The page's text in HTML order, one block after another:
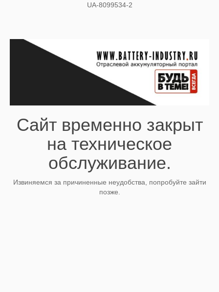
UA-8099534-2
Сайт временно закрыт
на техническое
обслуживание.
Извиняемся за причиненные неудобства, попробуйте зайти
позже.